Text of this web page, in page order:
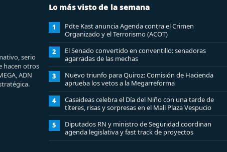
serio
hacen otros
ADN
Lo más visto de la semana
1
Pdte Kast anuncia Agenda contra el Crimen
Organizado y el Terrorismo (ACOT)
2
El Senado convertido en conventillo: senadoras
agarradas de las mechas
3
Nuevo triunfo para Quiroz: Comisión de Hacienda
aprueba los vetos a la Megarreforma
4
Casaideas celebra el Día del Niño con una tarde de
títeres, risas y sorpresas en el Mall Plaza Vespucio
5
Diputados RN y ministro de Seguridad coordinan
agenda legislativa y fast track de proyectos